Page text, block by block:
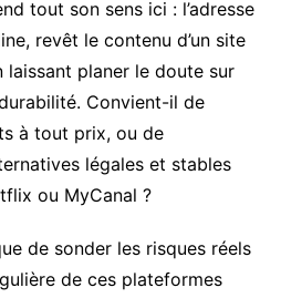
tout son sens ici : l’adresse
revêt le contenu d’un site
laissant planer le doute sur
Convient-il de
à tout prix, ou de
légales et stables
ou MyCanal ?
de sonder les risques réels
de ces plateformes